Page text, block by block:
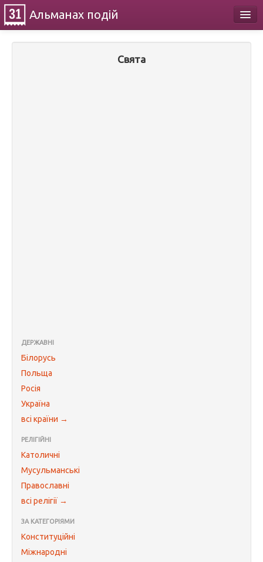
Альманах подій
Свята
ДЕРЖАВНІ
Білорусь
Польща
Росія
Україна
всі країни →
РЕЛІГІЙНІ
Католичні
Мусульманські
Православні
всі релігії →
ЗА КАТЕГОРІЯМИ
Конституційні
Міжнародні